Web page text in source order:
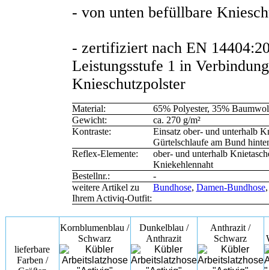
- von unten befüllbare
- zertifiziert nach EN
Leistungsstufe 1 in
Knieschutzpolster
Material:
65% Polyester, 35%
Gewicht:
ca. 270 g/m²
Kontraste:
Einsatz ober- und unterhalb
Gürtelschlaufe am Bund
Reflex-Elemente:
ober- und unterhalb
Kniekehlennaht
Bestellnr.:
-
weitere Artikel zu
Ihrem Activiq-Outfit:
Bundhose, Damen-Bundhose
lieferbare
Farben /
Kornblumenblau /
Schwarz
Dunkelblau /
Anthrazit
Anthrazit /
Schwarz